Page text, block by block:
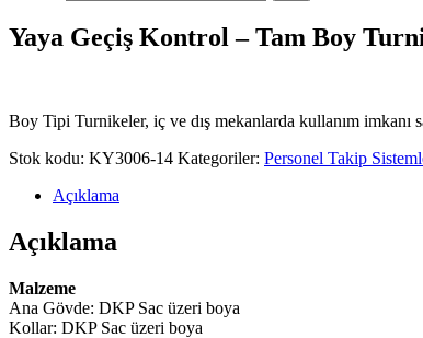
Yaya Geçiş Kontrol – Tam Boy
Boy Tipi Turnikeler, iç ve dış mekanlarda kullanım
Stok kodu: KY3006-14 Kategoriler: Personel Takip
Açıklama
Açıklama
Malzeme
Ana Gövde: DKP Sac üzeri boya
Kollar: DKP Sac üzeri boya